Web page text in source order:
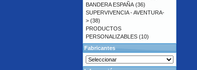
BANDERA ESPAÑA (36)
SUPERVIVENCIA - AVENTURA-
> (38)
PRODUCTOS
PERSONALIZABLES (10)
Fabricantes